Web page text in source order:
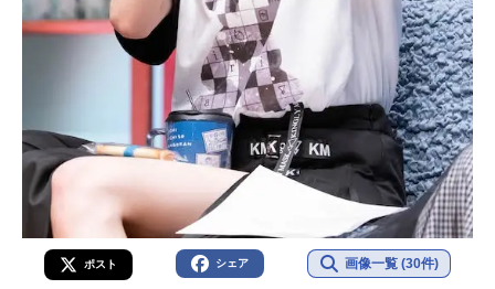
ポスト シェア 画像一覧 (30件)